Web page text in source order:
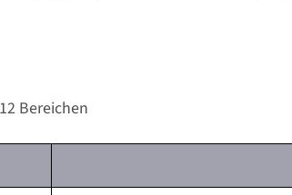
Bereichen